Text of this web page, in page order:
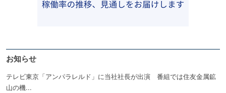
お知らせ
テレビ東京「アンパラレルド」に当社社長が出演 番組では住友金属鉱
山の機...